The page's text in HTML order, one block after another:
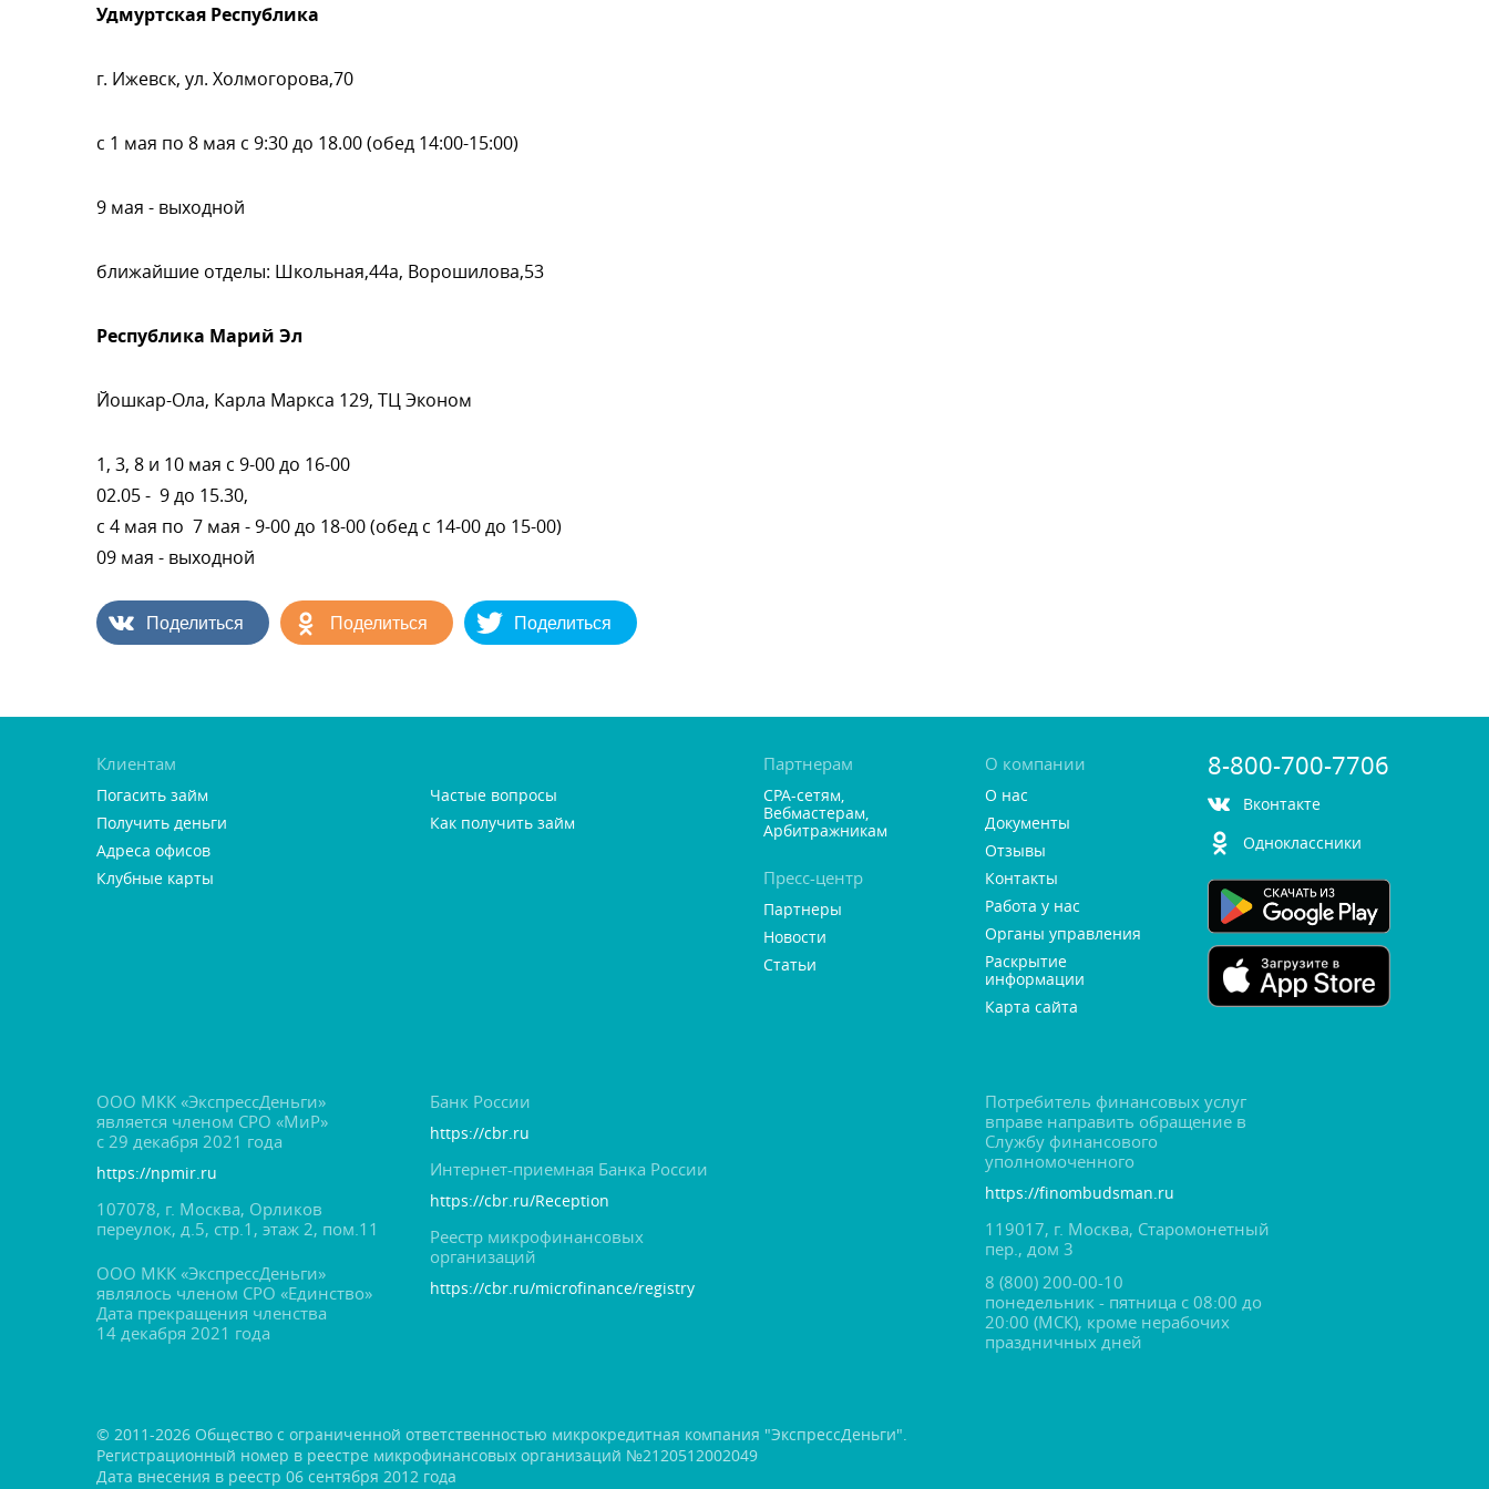
Удмуртская Республика
. Ижевск, ул. Холмогорова,70
с 1 мая по 8 мая с 9:30 до 18.00 (обед 14:00-15:00)
9 мая - выходной
лижайшие отделы: Школьная,44а, Ворошилова,53
Республика Марий Эл
Йошкар-Ола, Карла Маркса 129, ТЦ Эконом
1, 3, 8 и 10 мая с 9-00 до 16-00
02.05 - 9 до 15.30,
с 4 мая по 7 мая - 9-00 до 18-00 (обед с 14-00 до 15-00)
09 мая - выходной
Поделиться Поделиться Поделиться
Клиентам
Погасить займ
Получить деньги
Адреса офисо
Клубные карты
Частые вопросы
Как получить займ
Партнерам
CPA-сетям,
ебмастерам,
Арбитражникам
Пресс-центр
Партнеры
Новости
Статьи
О компании
О нас
Документы
Отзывы
Контакты
Работа у нас
Органы управления
Раскрытие
информации
Карта сайта
8-800-700-7706
контакте
Одноклассники
ООО МКК «ЭкспрессДеньги»
является членом СРО «МиР»
с 29 декабря 2021 года
https://npmir.ru
107078, г. Москва, Орлико
переулок, д.5, стр.1, этаж 2, пом.11
ООО МКК «ЭкспрессДеньги»
являлось членом СРО «Единство»
Дата прекращения членства
14 декабря 2021 года
Банк России
https://cbr.ru
Интернет-приемная Банка России
https://cbr.ru/Reception
Реестр микрофинансовых
организаций
https://cbr.ru/microfinance/registry
Потребитель финансовых услу
праве направить обращение
Службу финансового
уполномоченного
https://finombudsman.ru
119017, г. Москва, Старомонетный
пер., дом 3
8 (800) 200-00-10
понедельник - пятница с 08:00 до
20:00 (МСК), кроме нерабочих
праздничных дней
© 2011-2026 Общество с ограниченной ответственностью микрокредитная компания "ЭкспрессДеньги".
Регистрационный номер в реестре микрофинансовых организаций №2120512002049
Дата внесения в реестр 06 сентября 2012 года